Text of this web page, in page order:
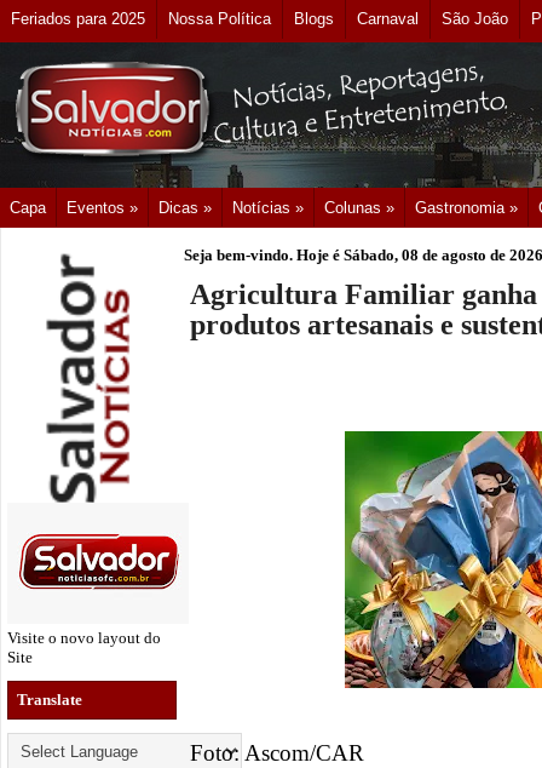
Feriados para 2025 Nossa Política Blogs Carnaval São João
Capa Eventos » Dicas » Notícias » Colunas » Gastronomia »
Visite o novo layout do
Site
Translate
Seja bem-vindo. Hoje é Sábado, 08 de agosto de 2026
Agricultura Familiar ganha
produtos artesanais e
Foto: Ascom/CAR